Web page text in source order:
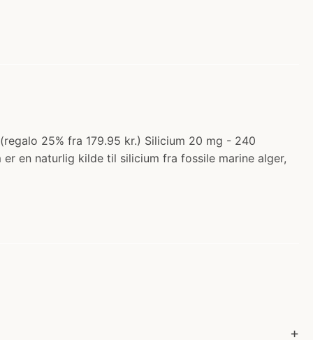
25% fra 179.95 kr.) Silicium 20 mg - 240
en naturlig kilde til silicium fra fossile marine alger,